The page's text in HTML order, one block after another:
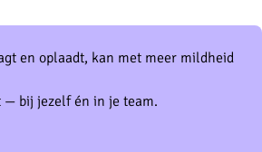
en oplaadt, kan met meer mildheid
— bij jezelf én in je team.